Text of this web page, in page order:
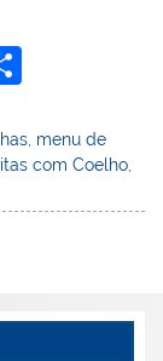
ar
e
menu de
com Coelho,